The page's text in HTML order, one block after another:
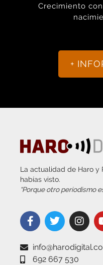
Crecimiento
+
La actualidad de Haro y
habías visto.
“Porque otro periodismo
692 667 530